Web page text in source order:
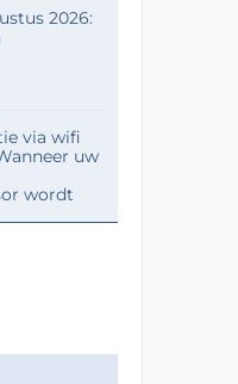
2026:
via wifi
uw
wordt